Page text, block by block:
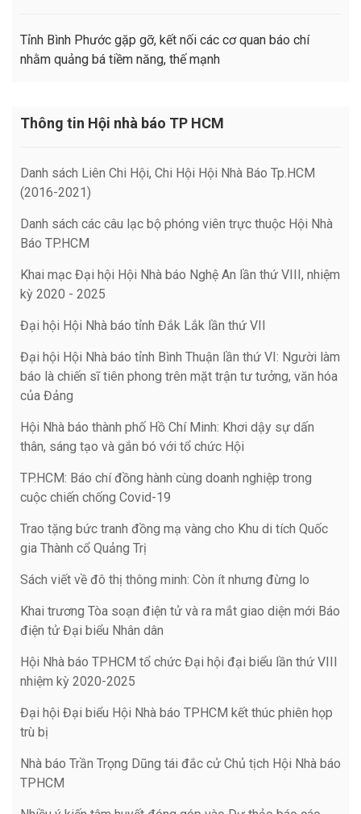
Tỉnh Bình Phước gặp gỡ, kết nối các cơ quan báo chí
nhằm quảng bá tiềm năng, thế mạnh
Thông tin Hội nhà báo TP HCM
Danh sách Liên Chi Hội, Chi Hội Hội Nhà Báo Tp.HCM
(2016-2021)
Danh sách các câu lạc bộ phóng viên trực thuộc Hội Nhà
Báo TP.HCM
Khai mạc Đại hội Hội Nhà báo Nghệ An lần thứ VIII, nhiệm
kỳ 2020 - 2025
Đại hội Hội Nhà báo tỉnh Đắk Lắk lần thứ VII
Đại hội Hội Nhà báo tỉnh Bình Thuận lần thứ VI: Người làm
báo là chiến sĩ tiên phong trên mặt trận tư tưởng, văn hóa
của Đảng
Hội Nhà báo thành phố Hồ Chí Minh: Khơi dậy sự dấn
thân, sáng tạo và gắn bó với tổ chức Hội
TP.HCM: Báo chí đồng hành cùng doanh nghiệp trong
cuộc chiến chống Covid-19
Trao tặng bức tranh đồng mạ vàng cho Khu di tích Quốc
gia Thành cổ Quảng Trị
Sách viết về đô thị thông minh: Còn ít nhưng đừng lo
Khai trương Tòa soạn điện tử và ra mắt giao diện mới Báo
điện tử Đại biểu Nhân dân
Hội Nhà báo TPHCM tổ chức Đại hội đại biểu lần thứ VIII
nhiệm kỳ 2020-2025
Đại hội Đại biểu Hội Nhà báo TPHCM kết thúc phiên họp
trù bị
Nhà báo Trần Trọng Dũng tái đắc cử Chủ tịch Hội Nhà báo
TPHCM